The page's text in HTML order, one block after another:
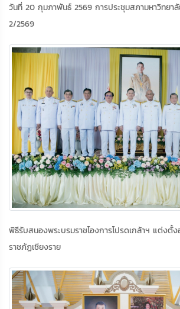
วันที่ 20 กุมภาพันธ์ 2569 การประชุมสภามหาวิทยา
2/2569
พิธีรับสนองพระบรมราชโองการโปรดเกล้าฯ แต่งตั้
ราชภัฏเชียงราย